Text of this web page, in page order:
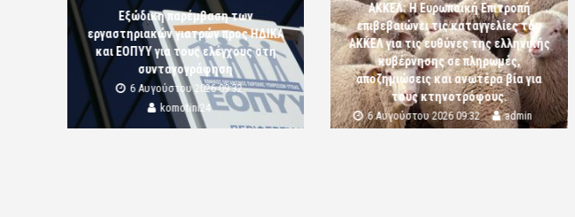
Εξώδικη παρέμβαση των
εργαστηριακών γιατρών προς ΗΔΙΚΑ
και ΕΟΠΥΥ για τους ελέγχους στη
συνταγογράφηση
6 Αυγούστου 2026 09:32
komotini24
ΑΚΚΕΛ: Η Ευρωπαϊκή Επιτροπή
επιβεβαιώνει τις καταγγελίες του
ΑΚΚΕΛ για τις ευθύνες της ελληνικής
κυβέρνησης σε πληρωμές,
αποζημιώσεις και ανωτέρα βία για
τους κτηνοτρόφους.
6 Αυγούστου 2026 09:32 admin